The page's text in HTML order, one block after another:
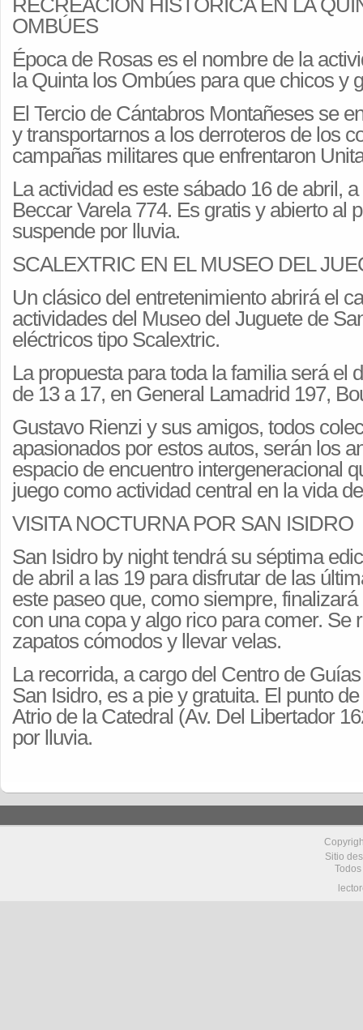
RECREACIÓN HISTÓRICA EN LA
OMBÚES
Época de Rosas es el nombre de la
la Quinta los Ombúes para que chicos y
El Tercio de Cántabros Montañeses se
y transportarnos a los derroteros de los
campañas militares que enfrentaron
La actividad es este sábado 16 de abril,
Beccar Varela 774. Es gratis y abierto al
suspende por lluvia.
SCALEXTRIC EN EL MUSEO DEL
Un clásico del entretenimiento abrirá el
actividades del Museo del Juguete de
eléctricos tipo Scalextric.
La propuesta para toda la familia será el
de 13 a 17, en General Lamadrid 197,
Gustavo Rienzi y sus amigos, todos
apasionados por estos autos, serán los
espacio de encuentro intergeneracional
juego como actividad central en la vida
VISITA NOCTURNA POR SAN ISIDRO
San Isidro by night tendrá su séptima
de abril a las 19 para disfrutar de las
este paseo que, como siempre,
con una copa y algo rico para comer. Se
zapatos cómodos y llevar velas.
La recorrida, a cargo del Centro de
San Isidro, es a pie y gratuita. El punto
Atrio de la Catedral (Av. Del Libertador
por lluvia.
Sitio